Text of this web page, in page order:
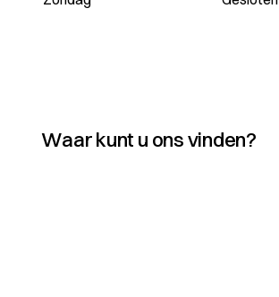
Waar kunt u ons vinden?